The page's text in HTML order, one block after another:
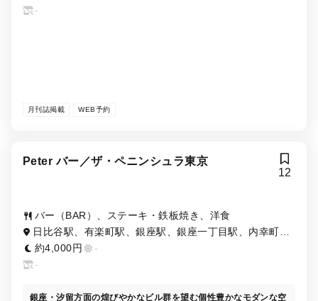
-
月刊誌掲載 WEB予約
Peter バー／ザ・ペニンシュラ東京
12
バー（BAR）、ステーキ・鉄板焼き、洋食
日比谷駅、有楽町駅、銀座駅、銀座一丁目駅、内幸町
駅、二重橋前駅
約4,000円
-
-
銀座・汐留方面の煌びやかなビル群を望む個性豊かなモダンな空